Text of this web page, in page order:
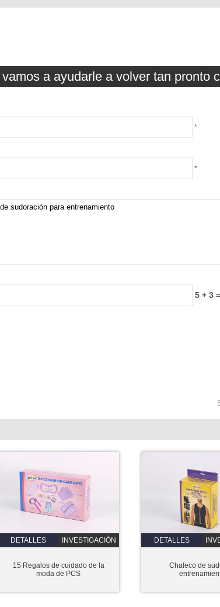
a ayudarle a volver tan pronto
*
*
5 + 3
DETALLES INVESTIGACIÓN
15 Regalos de cuidado de la
moda de PCS
DETALLES
Chaleco de